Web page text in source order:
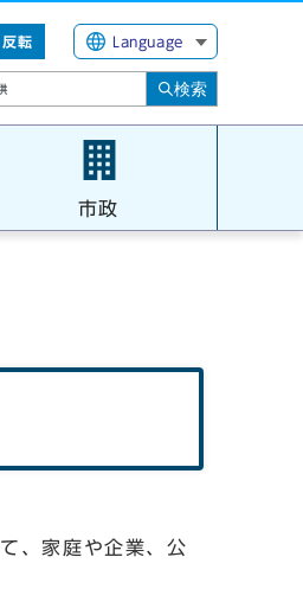
反転 Language
検索
市政
、家庭や企業、公